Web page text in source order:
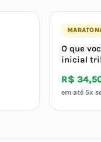
O que
inicial
R$
em até 5x